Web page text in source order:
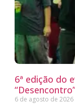
6ª edição do
6 de agosto de 2026